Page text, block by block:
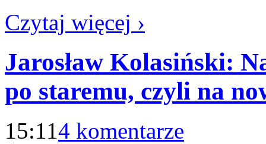
Czytaj więcej ›
Jarosław Kolasiński:
po staremu, czyli na
15:114 komentarze